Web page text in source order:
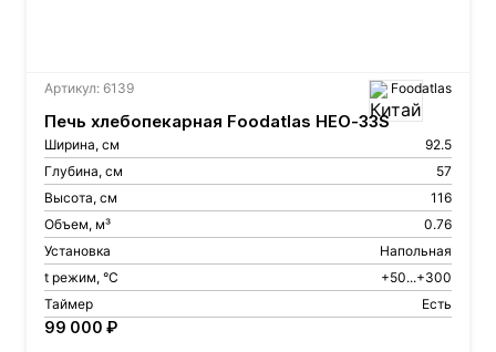
Артикул: 6139 Foodatlas
Печь хлебопекарная Foodatlas HEO-33S
Ширина, см
92.5
Глубина, см
57
Высота, см
116
Объем, м³
0.76
Установка
Напольная
t режим, °С
+50...+300
Таймер
Есть
99 000 ₽